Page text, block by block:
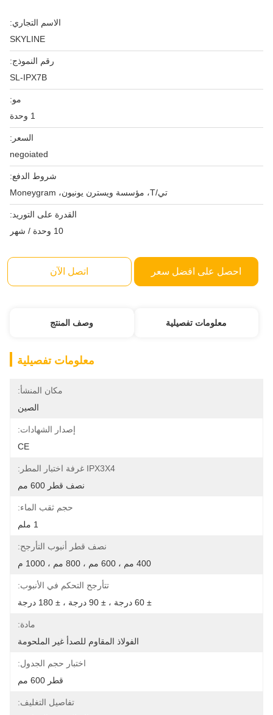
الاسم التجاري:
SKYLINE
رقم النموذج:
SL-IPX7B
مو:
السعر:
negoiated
شروط الدفع:
تي/T، مؤسسة ويسترن يونيون، Moneygram
القدرة على التوريد:
10 وحدة / شهر
احصل على افضل سعر اتصل الآن
معلومات تفصيلية وصف المنتج
معلومات تفصيلية
مكان المنشأ:
الصين
إصدار الشهادات:
CE
IPX3X4 غرفة اختبار المطر:
نصف قطر 600 مم
حجم ثقب الماء:
نصف قطر أنبوب التأرجح:
400 مم ، 600 مم ، 800 مم ، 1000 م
تتأرجح التحكم في الأنبوب:
± 60 درجة ، ± 90 درجة ، ± 180 درجة
مادة:
الفولاذ المقاوم للصدأ غير الملحومة
اختبار حجم الجدول:
قطر 600 مم
تفاصيل التغليف: